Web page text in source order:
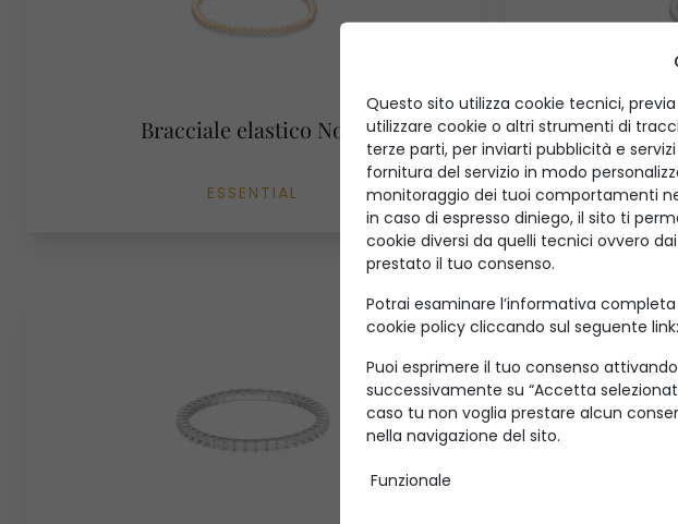
Bracciale elastico Nova
ESSENTIAL
Questo sito utilizza cookie tecnici,
utilizzare cookie o altri strumenti di
terze parti, per inviarti pubblicità e
fornitura del servizio in modo
monitoraggio dei tuoi comportamenti
in caso di espresso diniego, il sito ti
cookie diversi da quelli tecnici ovvero
prestato il tuo consenso.
Potrai esaminare l’informativa
cookie policy cliccando sul seguente link:
Puoi esprimere il tuo consenso
successivamente su “Accetta
caso tu non voglia prestare alcun
nella navigazione del sito.
Funzionale